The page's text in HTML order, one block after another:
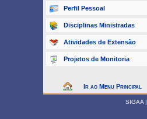
Perfil Pessoal
Disciplinas Ministradas
Atividades de Extensão
Projetos de Monitoria
Ir ao Menu Principal
SIGAA